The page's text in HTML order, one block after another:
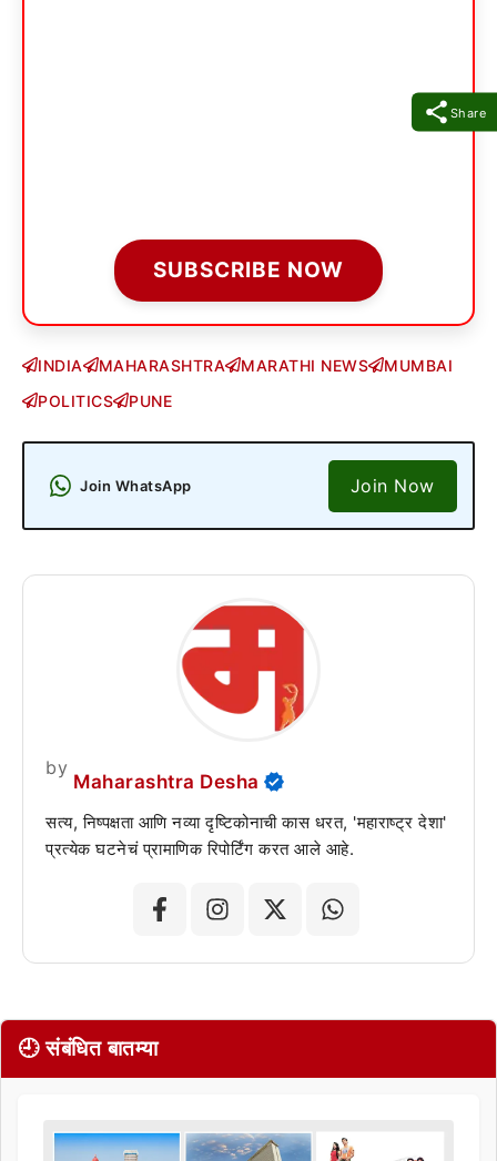
Share
SUBSCRIBE NOW
INDIA MAHARASHTRA MARATHI NEWS
MUMBAI
POLITICS
PUNE
Join WhatsApp Join Now
by
Maharashtra Desha
सत्य, निष्पक्षता आणि नव्या दृष्टिकोनाची कास धरत, 'महाराष्ट्र देशा'
प्रत्येक घटनेचं प्रामाणिक रिपोर्टिंग करत आले आहे.
🕘 संबंधित बातम्या